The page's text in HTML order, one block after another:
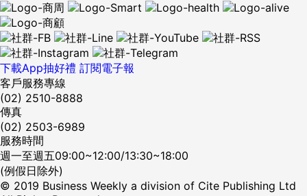
下載App抽好禮 訂閱電子報
客戶服務專線
(02) 2510-8888
傳真
(02) 2503-6989
服務時間
週一至週五09:00~12:00/13:30~18:00
(例假日除外)
© 2019 Business Weekly a division of Cite Publishing Ltd